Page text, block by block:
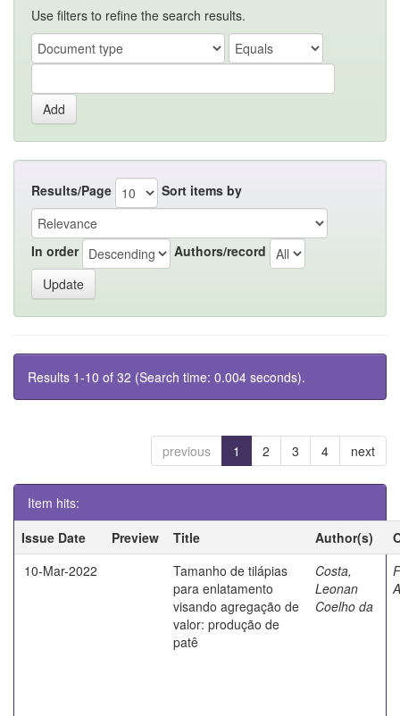
Use filters to refine the search results.
Results/Page Sort items by
In order Authors/record
Results 1-10 of 32 (Search time: 0.004 seconds).
previous 1 2 3 4 next
Item hits:
Issue Date
Preview Title Author(s)
10-Mar-2022
Tamanho de tilápias
para enlatamento
visando agregação de
valor: produção de
patê
Costa,
Leonan
Coelho da